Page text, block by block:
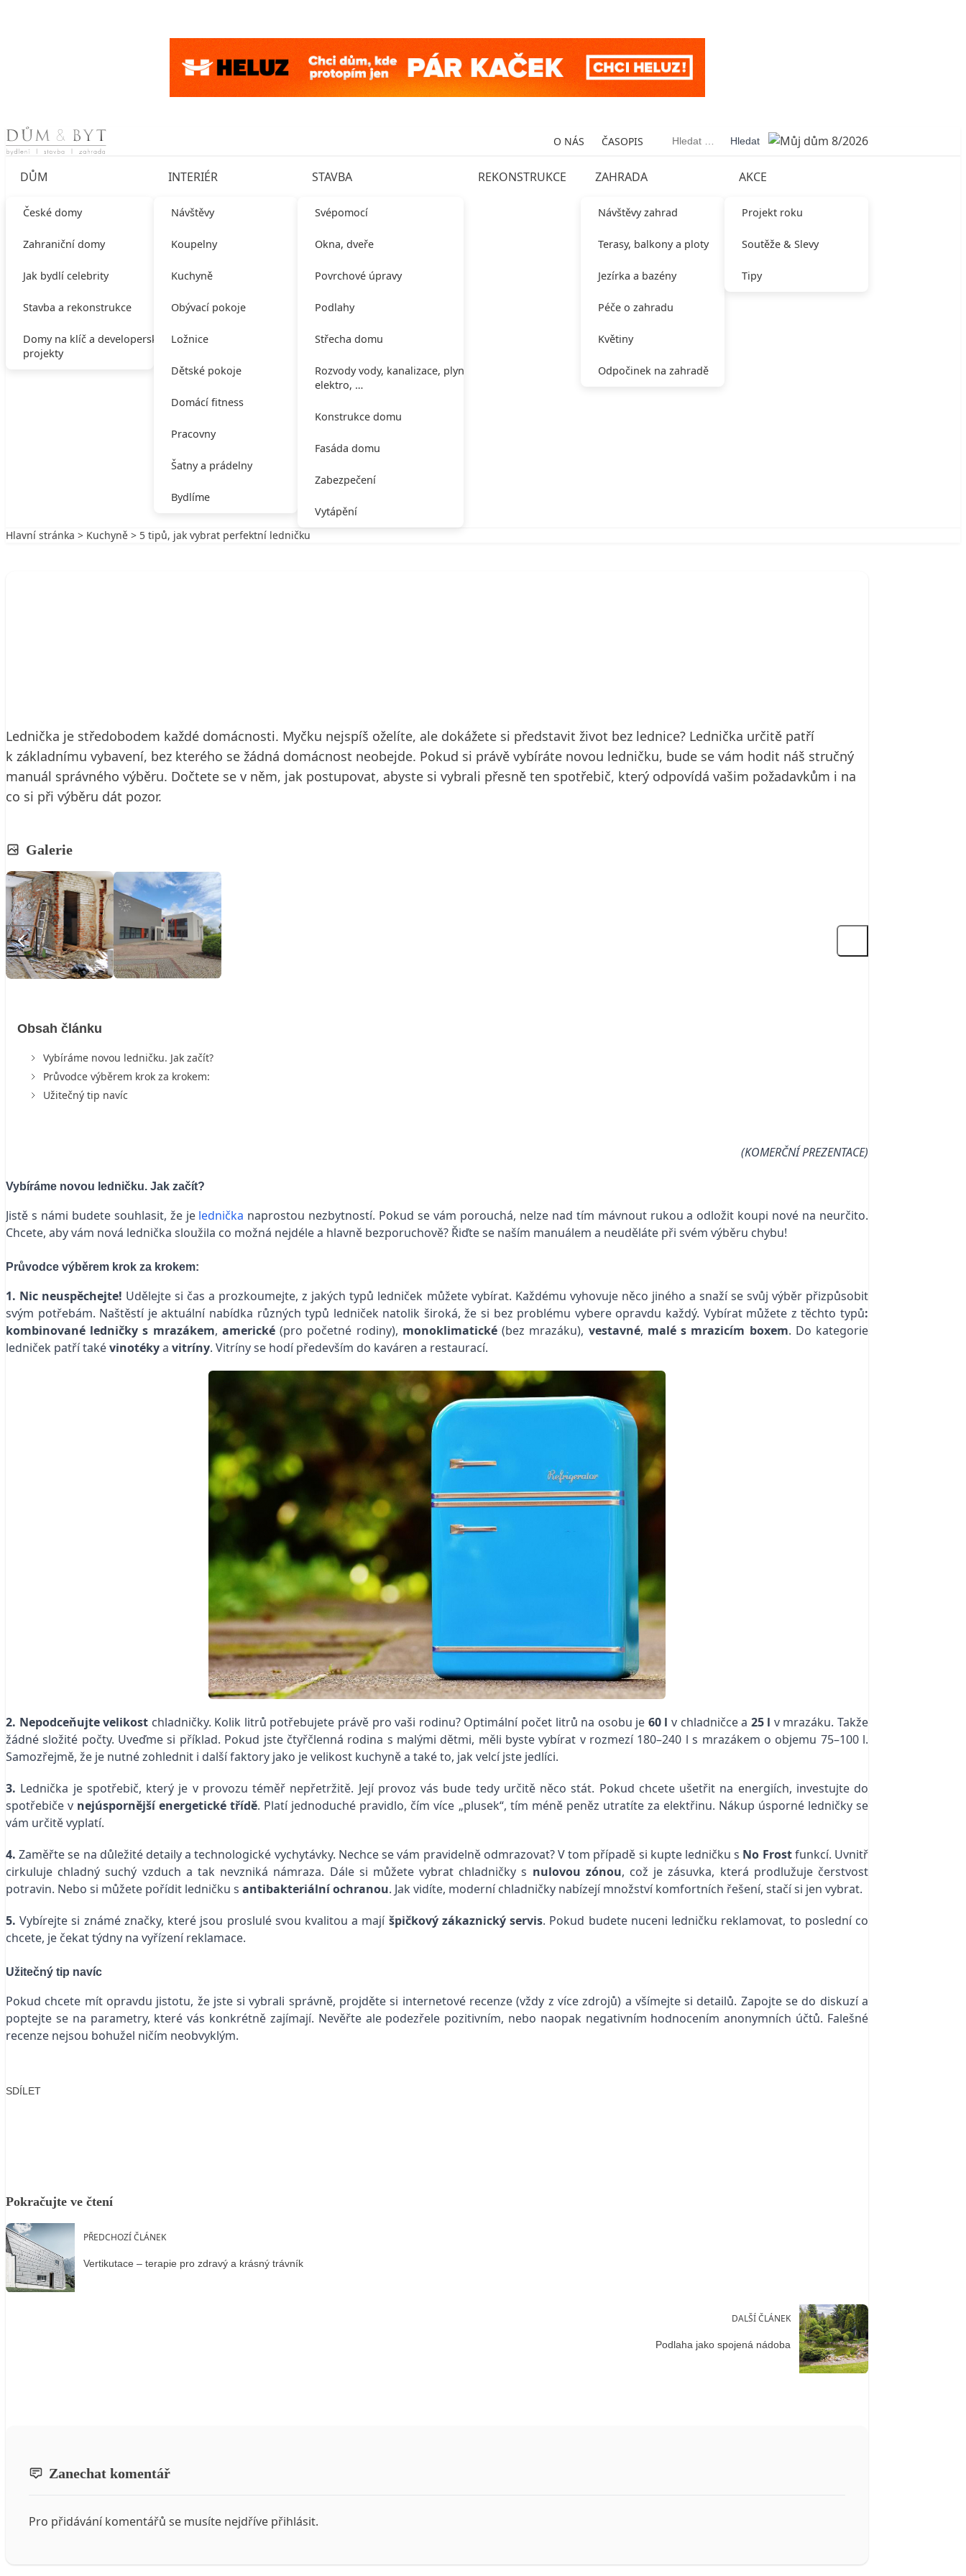
Skip to content O NÁS ČASOPIS Vyhledávání
DŮM
České domy
Zahraniční domy
Jak bydlí celebrity
Stavba a rekonstrukce
Domy na klíč a developerské
projekty
INTERIÉR
Návštěvy
Koupelny
Kuchyně
Obývací pokoje
Ložnice
Dětské pokoje
Domácí fitness
Pracovny
Šatny a prádelny
Bydlíme
STAVBA
Svépomocí
Okna, dveře
Povrchové úpravy
Podlahy
Střecha domu
Rozvody vody, kanalizace, plynu,
elektro, …
Konstrukce domu
Fasáda domu
Zabezpečení
Vytápění
REKONSTRUKCE ZAHRADA
Návštěvy zahrad
Terasy, balkony a ploty
Jezírka a bazény
Péče o zahradu
Květiny
Odpočinek na zahradě
AKCE
Projekt roku
Soutěže & Slevy
Tipy
Hlavní stránka > Kuchyně > 5 tipů, jak vybrat perfektní ledničku
Lednička je středobodem každé domácnosti. Myčku nejspíš oželíte, ale dokážete si představit život bez lednice? Lednička určitě patří
k základnímu vybavení, bez kterého se žádná domácnost neobejde. Pokud si právě vybíráte novou ledničku, bude se vám hodit náš stručný
manuál správného výběru. Dočtete se v něm, jak postupovat, abyste si vybrali přesně ten spotřebič, který odpovídá vašim požadavkům i na
co si při výběru dát pozor.
Galerie
Obsah článku
Vybíráme novou ledničku. Jak začít?
Průvodce výběrem krok za krokem:
Užitečný tip navíc
(KOMERČNÍ PREZENTACE)
Vybíráme novou ledničku. Jak začít?
Jistě s námi budete souhlasit, že je lednička naprostou nezbytností. Pokud se vám porouchá, nelze nad tím mávnout rukou a odložit koupi nové na neurčito.
Chcete, aby vám nová lednička sloužila co možná nejdéle a hlavně bezporuchově? Řiďte se naším manuálem a neuděláte při svém výběru chybu!
Průvodce výběrem krok za krokem:
1. Nic neuspěchejte! Udělejte si čas a prozkoumejte, z jakých typů ledniček můžete vybírat. Každému vyhovuje něco jiného a snaží se svůj výběr přizpůsobit
svým potřebám. Naštěstí je aktuální nabídka různých typů ledniček natolik široká, že si bez problému vybere opravdu každý. Vybírat můžete z těchto typů:
kombinované ledničky s mrazákem, americké(pro početné rodiny), monoklimatické(bez mrazáku), vestavné, malé s mrazicím boxem. Do kategorie
ledniček patří takévinotékya vitríny. Vitríny se hodí především do kaváren a restaurací.
2. Nepodceňujte velikost chladničky. Kolik litrů potřebujete právě pro vaši rodinu? Optimální počet litrů na osobu je 60 l v chladničce a 25 l v mrazáku. Takže
žádné složité počty. Uveďme si příklad. Pokud jste čtyřčlenná rodina s malými dětmi, měli byste vybírat v rozmezí 180–240 l s mrazákem o objemu 75–100 l.
Samozřejmě, že je nutné zohlednit i další faktory jako je velikost kuchyně a také to, jak velcí jste jedlíci.
3. Lednička je spotřebič, který je v provozu téměř nepřetržitě. Její provoz vás bude tedy určitě něco stát. Pokud chcete ušetřit na energiích, investujte do
spotřebiče v nejúspornější energetické třídě. Platí jednoduché pravidlo, čím více „plusek“, tím méně peněz utratíte za elektřinu. Nákup úsporné ledničky se
vám určitě vyplatí.
4. Zaměřte se na důležité detaily a technologické vychytávky. Nechce se vám pravidelně odmrazovat? V tom případě si kupte ledničku s No Frostfunkcí. Uvnitř
cirkuluje chladný suchý vzduch a tak nevzniká námraza. Dále si můžete vybrat chladničky s nulovou zónou, což je zásuvka, která prodlužuje čerstvost
potravin. Nebo si můžete pořídit ledničku s antibakteriální ochranou. Jak vidíte, moderní chladničky nabízejí množství komfortních řešení, stačí si jen vybrat.
5. Vybírejte si známé značky, které jsou proslulé svou kvalitou a mají špičkový zákaznický servis. Pokud budete nuceni ledničku reklamovat, to poslední co
chcete, je čekat týdny na vyřízení reklamace.
Užitečný tip navíc
Pokud chcete mít opravdu jistotu, že jste si vybrali správně, projděte si internetové recenze (vždy z více zdrojů) a všímejte si detailů. Zapojte se do diskuzí a
poptejte se na parametry, které vás konkrétně zajímají. Nevěřte ale podezřele pozitivním, nebo naopak negativním hodnocením anonymních účtů. Falešné
recenze nejsou bohužel ničím neobvyklým.
SDÍLET
Pokračujte ve čtení
PŘEDCHOZÍ ČLÁNEK
Vertikutace – terapie pro zdravý a krásný trávník
DALŠÍ ČLÁNEK
Podlaha jako spojená nádoba
Zanechat komentář
Pro přidávání komentářů se musíte nejdříve přihlásit.